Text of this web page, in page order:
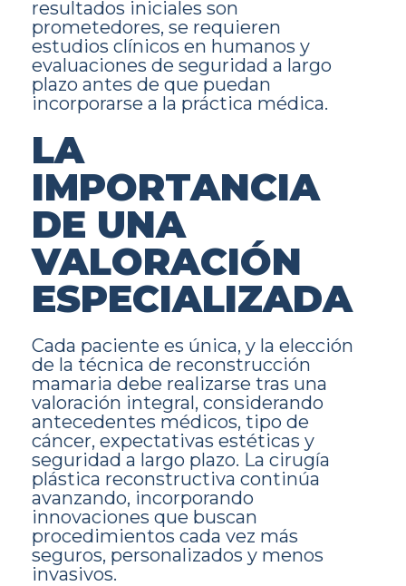
resultados iniciales son
prometedores, se requieren
estudios clínicos en humanos y
evaluaciones de seguridad a largo
plazo antes de que puedan
incorporarse a la práctica médica.
LA
IMPORTANCIA
DE UNA
VALORACIÓN
ESPECIALIZADA
Cada paciente es única, y la elección
de la técnica de reconstrucción
mamaria debe realizarse tras una
valoración integral, considerando
antecedentes médicos, tipo de
cáncer, expectativas estéticas y
seguridad a largo plazo. La cirugía
plástica reconstructiva continúa
avanzando, incorporando
innovaciones que buscan
procedimientos cada vez más
seguros, personalizados y menos
invasivos.